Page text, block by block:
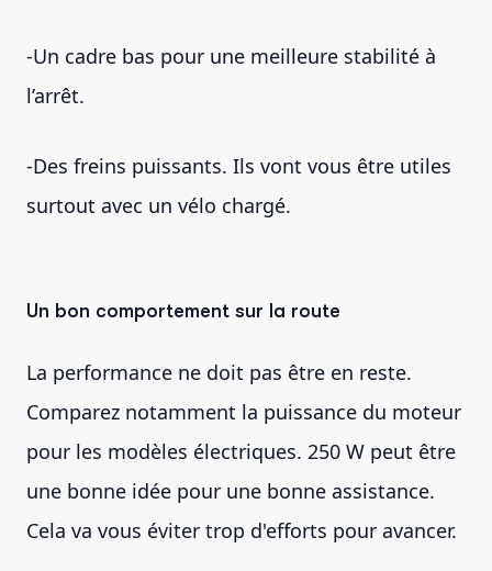
-Un cadre bas pour une meilleure stabilité à
l’arrêt.
-Des freins puissants. Ils vont vous être utiles
surtout avec un vélo chargé.
Un bon comportement sur la route
La performance ne doit pas être en reste.
Comparez notamment la puissance du moteur
pour les modèles électriques. 250 W peut être
une bonne idée pour une bonne assistance.
Cela va vous éviter trop d'efforts pour avancer.